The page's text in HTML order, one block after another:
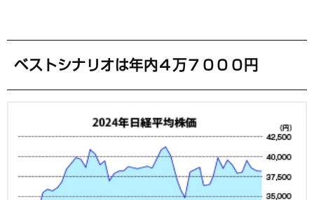
ベストシナリオは年内４万７０００円